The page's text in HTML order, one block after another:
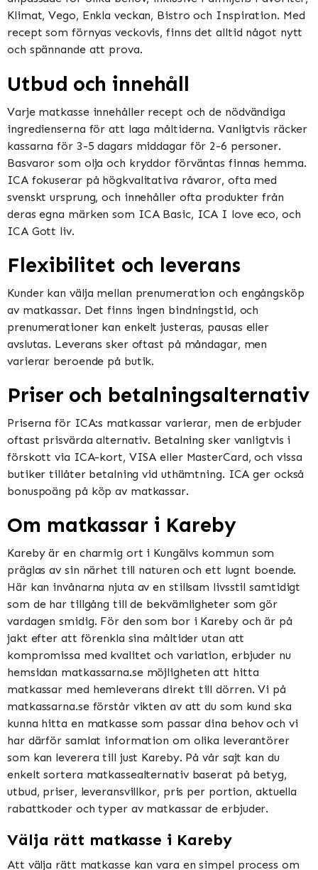
Klimat, Vego, Enkla veckan, Bistro och Inspiration​​​​. Med
recept som förnyas veckovis, finns det alltid något nytt
och spännande att prova​​.
Utbud och innehåll
Varje matkasse innehåller recept och de nödvändiga
ingredienserna för att laga måltiderna. Vanligtvis räcker
kassarna för 3-5 dagars middagar för 2-6 personer.
Basvaror som olja och kryddor förväntas finnas hemma​​.
ICA fokuserar på högkvalitativa råvaror, ofta med
svenskt ursprung, och innehåller ofta produkter från
deras egna märken som ICA Basic, ICA I love eco, och
ICA Gott liv​​.
Flexibilitet och leverans
Kunder kan välja mellan prenumeration och engångsköp
av matkassar. Det finns ingen bindningstid, och
prenumerationer kan enkelt justeras, pausas eller
avslutas. Leverans sker oftast på måndagar, men
varierar beroende på butik​​​​.
Priser och betalningsalternativ
Priserna för ICA:s matkassar varierar, men de erbjuder
oftast prisvärda alternativ. Betalning sker vanligtvis i
förskott via ICA-kort, VISA eller MasterCard, och vissa
butiker tillåter betalning vid uthämtning. ICA ger också
bonuspoäng på köp av matkassar​​.
Om matkassar i Kareby
Kareby är en charmig ort i Kungälvs kommun som
präglas av sin närhet till naturen och ett lugnt boende.
Här kan invånarna njuta av en stillsam livsstil samtidigt
som de har tillgång till de bekvämligheter som gör
vardagen smidig. För den som bor i Kareby och är på
jakt efter att förenkla sina måltider utan att
kompromissa med kvalitet och variation, erbjuder nu
hemsidan matkassarna.se möjligheten att hitta
matkassar med hemleverans direkt till dörren. Vi på
matkassarna.se förstår vikten av att du som kund ska
kunna hitta en matkasse som passar dina behov och vi
har därför samlat information om olika leverantörer
som kan leverera till just Kareby. På vår sajt kan du
enkelt sortera matkassealternativ baserat på betyg,
utbud, priser, leveransvillkor, pris per portion, aktuella
rabattkoder och typer av matkassar de erbjuder.
Välja rätt matkasse i Kareby
Att välja rätt matkasse kan vara en simpel process om